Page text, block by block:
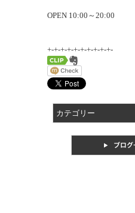
OPEN 10:00～20:00
+-+-+-+-+-+-+-+-+-+-
カテゴリー